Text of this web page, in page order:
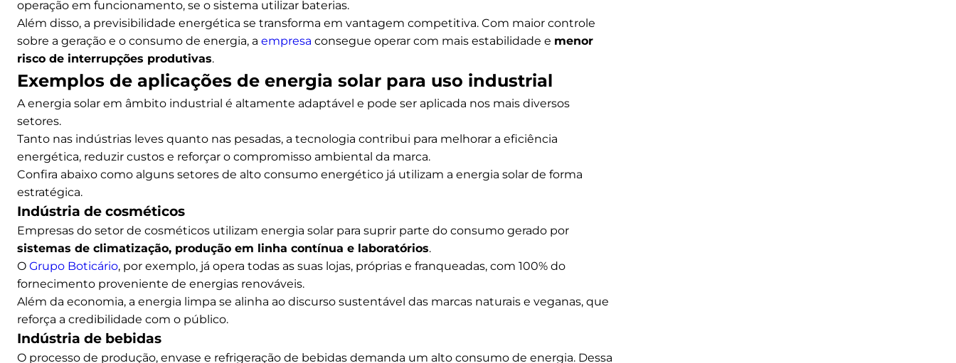
operação em funcionamento, se o sistema utilizar baterias.
Além disso, a previsibilidade energética se transforma em vantagem competitiva. Com maior controle
sobre a geração e o consumo de energia, a empresa consegue operar com mais estabilidade e menor
risco de interrupções produtivas.
Exemplos de aplicações de energia solar para uso industrial
A energia solar em âmbito industrial é altamente adaptável e pode ser aplicada nos mais diversos
setores.
Tanto nas indústrias leves quanto nas pesadas, a tecnologia contribui para melhorar a eficiência
energética, reduzir custos e reforçar o compromisso ambiental da marca.
Confira abaixo como alguns setores de alto consumo energético já utilizam a energia solar de forma
estratégica.
Indústria de cosméticos
Empresas do setor de cosméticos utilizam energia solar para suprir parte do consumo gerado por
sistemas de climatização, produção em linha contínua e laboratórios.
O Grupo Boticário, por exemplo, já opera todas as suas lojas, próprias e franqueadas, com 100% do
fornecimento proveniente de energias renováveis.
Além da economia, a energia limpa se alinha ao discurso sustentável das marcas naturais e veganas, que
reforça a credibilidade com o público.
Indústria de bebidas
O processo de produção, envase e refrigeração de bebidas demanda um alto consumo de energia. Dessa